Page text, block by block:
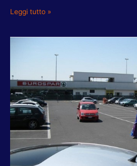
Leggi tutto »
DA
2
APRILE
LAVORI
CONCLUSIVI
PARCHEGGIO